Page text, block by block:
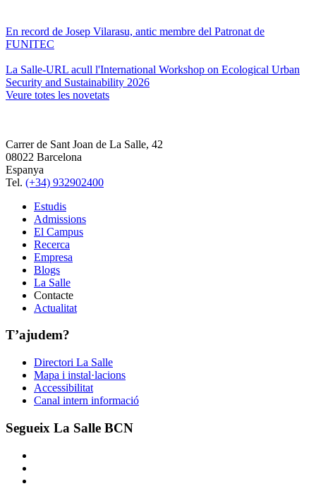
En record de Josep Vilarasu, antic membre del Patronat de
FUNITEC
La Salle-URL acull l'International Workshop on Ecological Urban
Security and Sustainability 2026
Veure totes les novetats
Carrer de Sant Joan de La Salle, 42
08022 Barcelona
Espanya
Tel. (+34) 932902400
Estudis
Admissions
El Campus
Recerca
Empresa
Blogs
La Salle
Contacte
Actualitat
T’ajudem?
Directori La Salle
Mapa i instal·lacions
Accessibilitat
Canal intern informació
Segueix La Salle BCN